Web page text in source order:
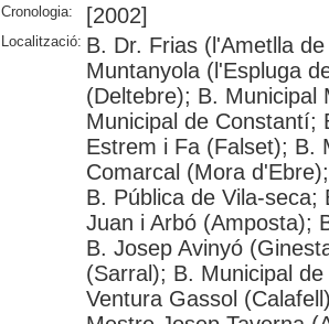
Cronologia: [2002]
Localització: B. Dr. Frias (l'Ametlla
Muntanyola (l'Espluga
(Deltebre); B. Municipal
Municipal de Constantí;
Estrem i Fa (Falset); B.
Comarcal (Mora
B. Pública de Vila-
Juan i Arbó (Amposta);
B. Josep Avinyó
(Sarral); B. Municipal
Ventura Gassol